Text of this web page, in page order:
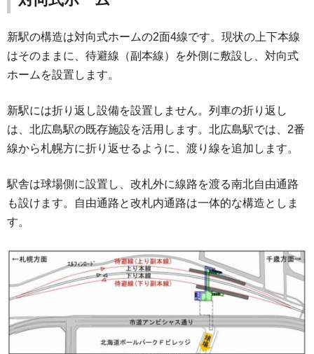
新駅の構造は対向式ホームの2面4線です。現状の上下本線
はそのままに、待避線（副本線）を外側に敷設し、対向式
ホームを設置します。
新駅には折り返し設備を設置しません。列車の折り返し
は、北広島駅の既存施設を活用します。北広島駅では、2番
線から札幌方に折り返せるように、渡り線を追加します。
駅舎は球場側に設置し、改札外に線路を渡る南北自由通路
も設けます。自由通路と改札内通路は一体的な構造としま
す。